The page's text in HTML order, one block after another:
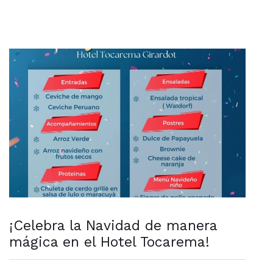
¡Celebra la Navidad de manera
mágica en el Hotel Tocarema!